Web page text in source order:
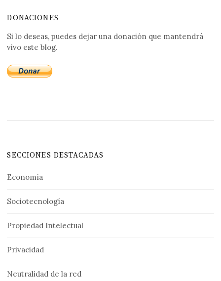
DONACIONES
Si lo deseas, puedes dejar una donación que mantendrá
vivo este blog.
SECCIONES DESTACADAS
Economía
Sociotecnología
Propiedad Intelectual
Privacidad
Neutralidad de la red